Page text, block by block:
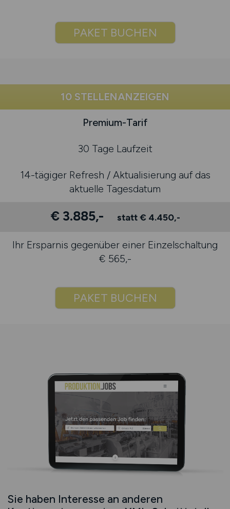
PAKET BUCHEN
10 STELLENANZEIGEN
Premium-Tarif
30 Tage Laufzeit
14-tägiger Refresh / Aktualisierung auf das
aktuelle Tagesdatum
€ 3.885,- statt € 4.450,-
Ihr Ersparnis gegenüber einer Einzelschaltung
€ 565,-
PAKET BUCHEN
Sie haben Interesse an anderen